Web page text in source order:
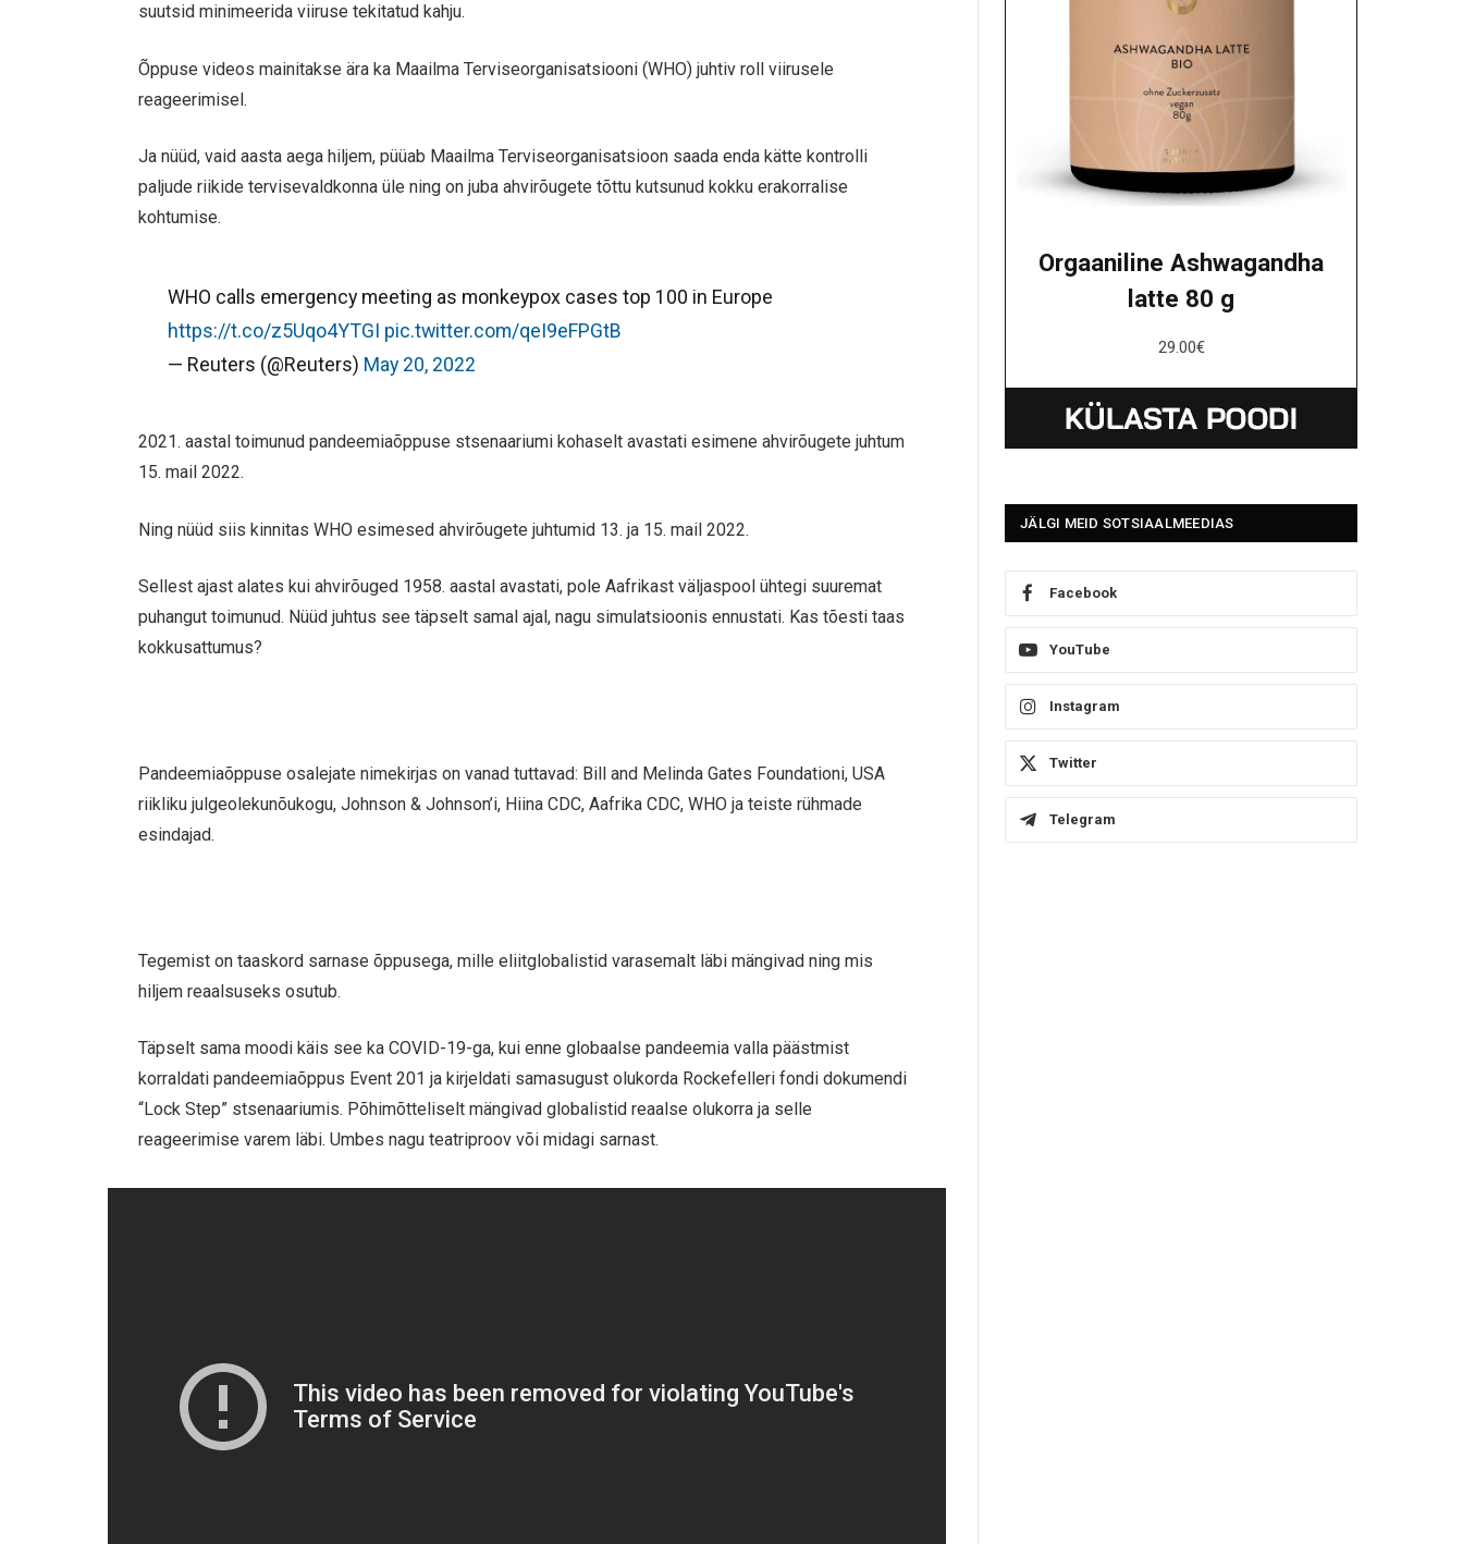
suutsid minimeerida viiruse tekitatud kahju.
Õppuse videos mainitakse ära ka Maailma Terviseorganisatsiooni (WHO) juhtiv roll viirusele
reageerimisel.
Ja nüüd, vaid aasta aega hiljem, püüab Maailma Terviseorganisatsioon saada enda kätte kontrolli
paljude riikide tervisevaldkonna üle ning on juba ahvirõugete tõttu kutsunud kokku erakorralise
kohtumise.
WHO calls emergency meeting as monkeypox cases top 100 in Europe
https://t.co/z5Uqo4YTGI pic.twitter.com/qeI9eFPGtB
— Reuters (@Reuters) May 20, 2022
2021. aastal toimunud pandeemiaõppuse stsenaariumi kohaselt avastati esimene ahvirõugete juhtum
15. mail 2022.
Ning nüüd siis kinnitas WHO esimesed ahvirõugete juhtumid 13. ja 15. mail 2022.
Sellest ajast alates kui ahvirõuged 1958. aastal avastati, pole Aafrikast väljaspool ühtegi suuremat
puhangut toimunud. Nüüd juhtus see täpselt samal ajal, nagu simulatsioonis ennustati. Kas tõesti taas
kokkusattumus?
Pandeemiaõppuse osalejate nimekirjas on vanad tuttavad: Bill and Melinda Gates Foundationi, USA
riikliku julgeolekunõukogu, Johnson & Johnson’i, Hiina CDC, Aafrika CDC, WHO ja teiste rühmade
esindajad.
Tegemist on taaskord sarnase õppusega, mille eliitglobalistid varasemalt läbi mängivad ning mis
hiljem reaalsuseks osutub.
Täpselt sama moodi käis see ka COVID-19-ga, kui enne globaalse pandeemia valla päästmist
korraldati pandeemiaõppus Event 201 ja kirjeldati samasugust olukorda Rockefelleri fondi dokumendi
“Lock Step” stsenaariumis. Põhimõtteliselt mängivad globalistid reaalse olukorra ja selle
reageerimise varem läbi. Umbes nagu teatriproov või midagi sarnast.
Orgaaniline Ashwagandha
latte 80 g
29.00€
JÄLGI MEID SOTSIAALMEEDIAS
Facebook
YouTube
Instagram
Twitter
Telegram